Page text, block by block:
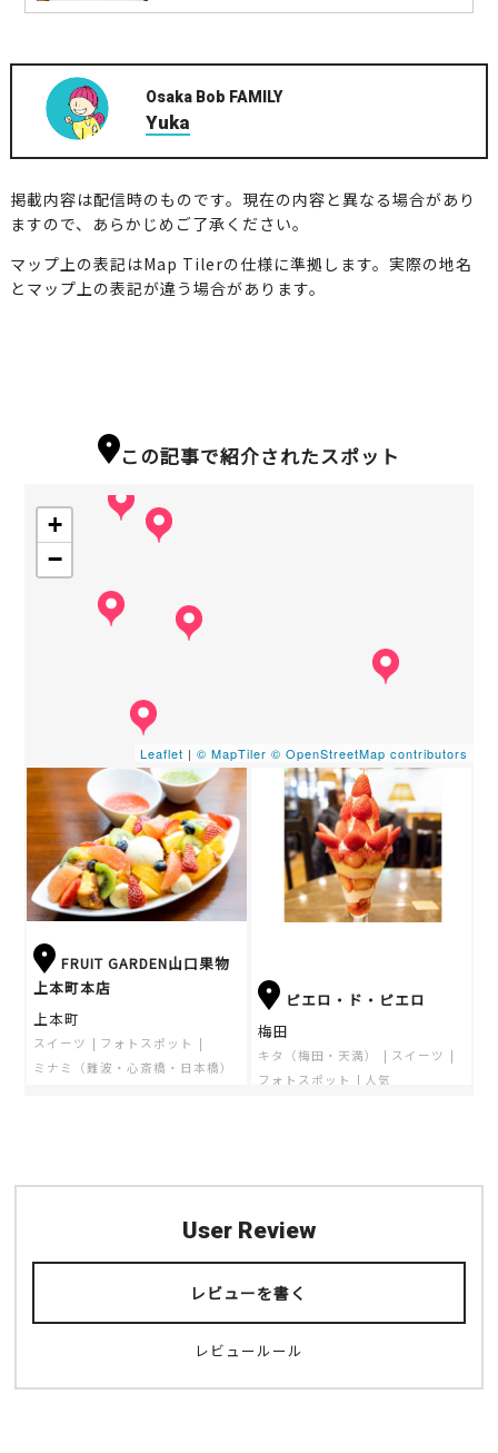
Osaka Bob FAMILY
Yuka
掲載内容は配信時のものです。現在の内容と異なる場合があり
ますので、あらかじめご了承ください。
マップ上の表記はMap Tilerの仕様に準拠します。実際の地名
とマップ上の表記が違う場合があります。
この記事で紹介されたスポット
+
−
Leaflet | © MapTiler © OpenStreetMap contributors
FRUIT GARDEN山口果物
上本町本店
上本町
スイーツ
フォトスポット
ミナミ（難波・心斎橋・日本橋）
ピエロ・ド・ピエロ
梅田
キタ（梅田・天満）
スイーツ
フォトスポット
人気
御菓子司 モモヤ 小坂店
東大阪
User Review
レビューを書く
レビュールール